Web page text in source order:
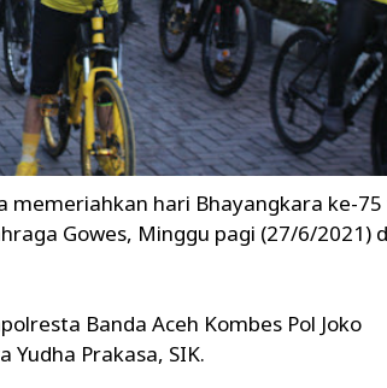
memeriahkan hari Bhayangkara ke-
Gowes, Minggu pagi (27/6/2021)
Banda Aceh Kombes Pol Joko
Yudha Prakasa, SIK.